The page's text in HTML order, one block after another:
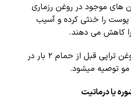
های موجود در روغن رزماری
پوست را خنثی کرده و آسیب
را کاهش می دهند.
روغن تراپی قبل از حمام ۲ بار در
مو توصیه میشود.